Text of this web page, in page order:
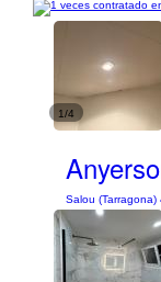
1/4
Salou (Tarragona)